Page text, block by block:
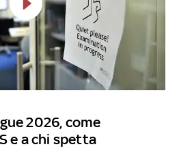
2026, come
e a chi spetta